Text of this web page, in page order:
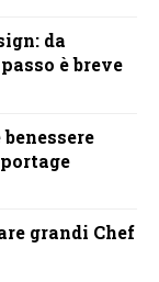
da
è breve
grandi Chef